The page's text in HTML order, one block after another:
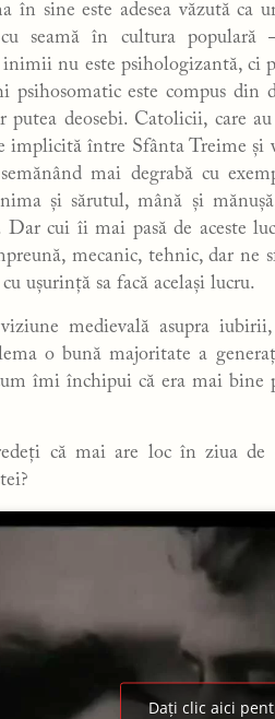
în sine este adesea văzută ca
seamă în cultura
inimii nu este psihologizantă, ci
psihosomatic este compus
putea deosebi. Catolicii, care
implicită între Sfânta Treime și
mai degrabă cu
și sărutul, mână și
Dar cui îi mai pasă de aceste
mecanic, tehnic, dar ne
ușurință sa facă același lucru.
medievală asupra
o bună majoritate a
îmi închipui că era mai bine
că mai are loc în ziua de
Dați clic aici